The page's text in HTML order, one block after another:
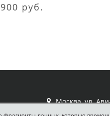
руб.
Москва, ул.